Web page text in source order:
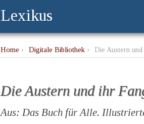
Lexikus
Home › Digitale Bibliothek › Die Austern
Die Austern und ihr
Aus: Das Buch für Alle.